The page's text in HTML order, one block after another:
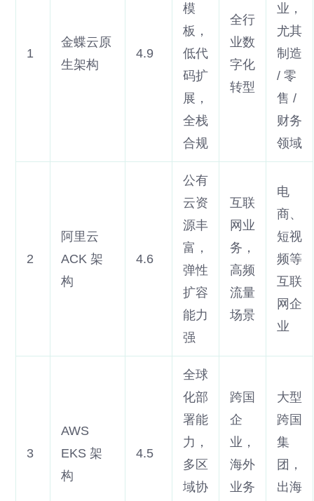
1
金蝶云原
生架构
4.9
模
板，
低代
码扩
展，
全栈
合规
全行
业数
字化
转型
业，
尤其
制造
/ 零
售 /
财务
领域
2
阿里云
ACK 架
构
4.6
公有
云资
源丰
富，
弹性
扩容
能力
强
互联
网业
务，
高频
流量
场景
电
商、
短视
频等
互联
网企
业
3
AWS
EKS 架
构
4.5
全球
化部
署能
力，
多区
域协
跨国
企
业，
海外
业务
大型
跨国
集
团，
出海